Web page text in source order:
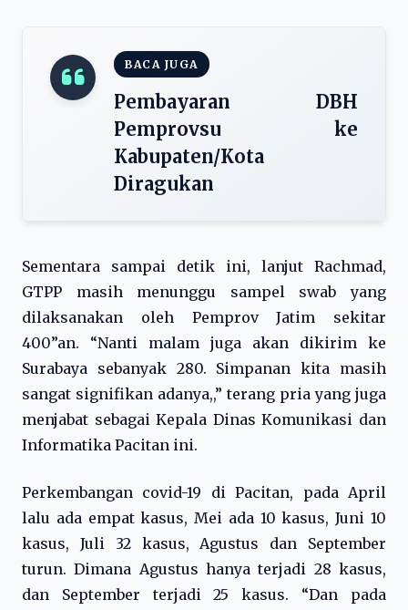
BACA JUGA
Pembayaran DBH
Pemprovsu ke
Kabupaten/Kota
Diragukan
Sementara sampai detik ini, lanjut Rachmad,
GTPP masih menunggu sampel swab yang
dilaksanakan oleh Pemprov Jatim sekitar
400”an. “Nanti malam juga akan dikirim ke
Surabaya sebanyak 280. Simpanan kita masih
sangat signifikan adanya,,” terang pria yang juga
menjabat sebagai Kepala Dinas Komunikasi dan
Informatika Pacitan ini.
Perkembangan covid-19 di Pacitan, pada April
lalu ada empat kasus, Mei ada 10 kasus, Juni 10
kasus, Juli 32 kasus, Agustus dan September
turun. Dimana Agustus hanya terjadi 28 kasus,
dan September terjadi 25 kasus. “Dan pada